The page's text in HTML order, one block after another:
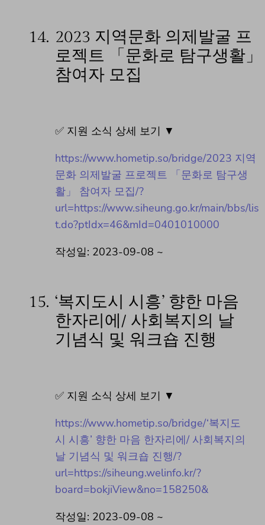
14. 2023 지역문화 의제발굴 프
로젝트 「문화로 탐구생활」
참여자 모집
✅ 지원 소식 상세 보기 ▼
https://www.hometip.so/bridge/2023 지역
문화 의제발굴 프로젝트 「문화로 탐구생
활」 참여자 모집/?
url=https://www.siheung.go.kr/main/bbs/lis
t.do?ptIdx=46&mId=0401010000
작성일: 2023-09-08 ~
15. ‘복지도시 시흥’ 향한 마음
한자리에/ 사회복지의 날
기념식 및 워크숍 진행
✅ 지원 소식 상세 보기 ▼
https://www.hometip.so/bridge/‘복지도
시 시흥’ 향한 마음 한자리에/ 사회복지의
날 기념식 및 워크숍 진행/?
url=https://siheung.welinfo.kr/?
board=bokjiView&no=158250&
작성일: 2023-09-08 ~